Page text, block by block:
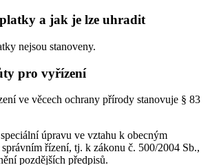
a jak je lze uhradit
nejsou stanoveny.
pro vyřízení
ve věcech ochrany přírody stanovuje § 83
úpravu ve vztahu k obecným
řízení, tj. k zákonu č. 500/2004 Sb.,
pozdějších předpisů.